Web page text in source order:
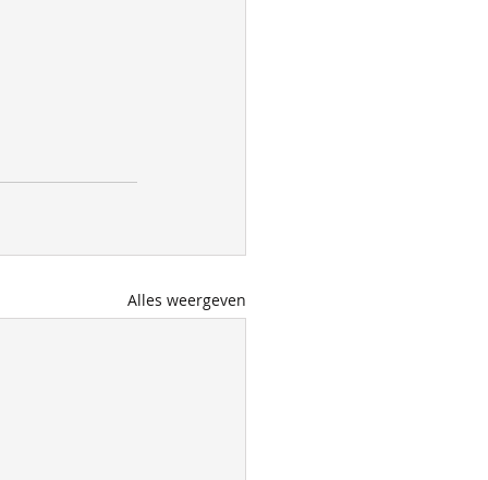
Alles weergeven